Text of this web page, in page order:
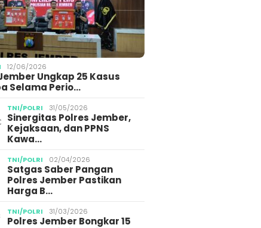
12/06/2026
Ungkap 25 Kasus
Selama Perio…
TNI/POLRI 31/05/2026
Sinergitas Polres Jember,
Kejaksaan, dan PPNS
Kawa…
TNI/POLRI 02/04/2026
Satgas Saber Pangan
Polres Jember Pastikan
Harga B…
TNI/POLRI 31/03/2026
Polres Jember Bongkar 15